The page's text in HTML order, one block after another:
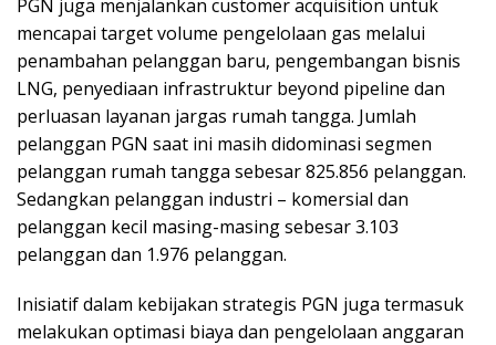
PGN juga menjalankan customer acquisition untuk
mencapai target volume pengelolaan gas melalui
penambahan pelanggan baru, pengembangan bisnis
LNG, penyediaan infrastruktur beyond pipeline dan
perluasan layanan jargas rumah tangga. Jumlah
pelanggan PGN saat ini masih didominasi segmen
pelanggan rumah tangga sebesar 825.856 pelanggan.
Sedangkan pelanggan industri – komersial dan
pelanggan kecil masing-masing sebesar 3.103
pelanggan dan 1.976 pelanggan.
Inisiatif dalam kebijakan strategis PGN juga termasuk
melakukan optimasi biaya dan pengelolaan anggaran